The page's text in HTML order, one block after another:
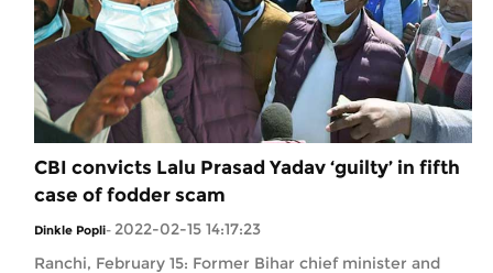
CBI convicts Lalu Prasad Yadav ‘guilty’ in fifth
case of fodder scam
Dinkle Popli- 2022-02-15 14:17:23
Ranchi, February 15: Former Bihar chief minister and